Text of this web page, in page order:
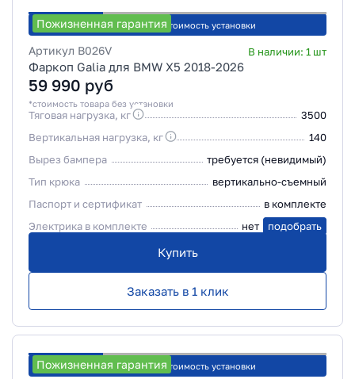
Пожизненная гарантияРассчитать стоимость установки
Артикул B026V В наличии: 1 шт
Фаркоп Galia для BMW X5 2018-2026
59 990 руб
*стоимость товара без установки
Тяговая нагрузка, кг
3500
Вертикальная нагрузка, кг
140
Вырез бампера
требуется (невидимый)
Тип крюка
вертикально-съемный
Паспорт и сертификат
в комплекте
Электрика в комплекте
нет подобрать
Купить
Заказать в 1 клик
Пожизненная гарантияРассчитать стоимость установки